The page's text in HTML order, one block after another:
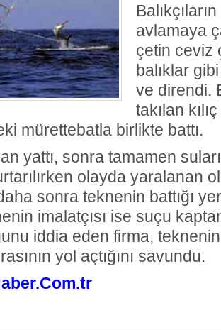
avlamaya
çetin ceviz
balıklar
ve direndi.
takılan
mürettebatla birlikte battı.
yattı, sonra tamamen
olayda yaralanan
sonra teknenin battığı
imalatçısı ise suçu
iddia eden firma,
yol açtığını savundu.